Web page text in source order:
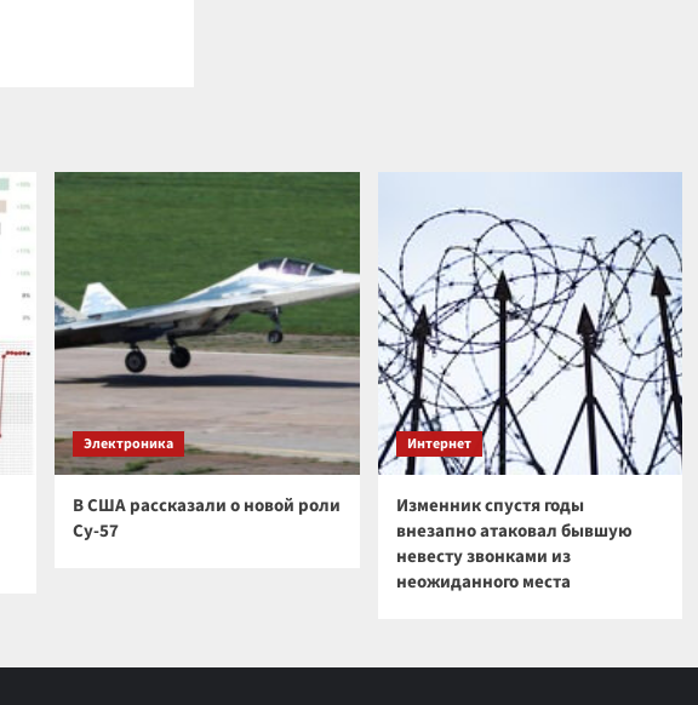
Электроника
В США рассказали о новой роли
Су-57
Интернет
Изменник спустя годы
внезапно атаковал бывшую
невесту звонками из
неожиданного места